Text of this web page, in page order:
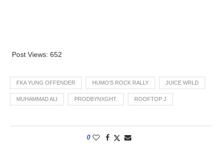
Post Views: 652
FKA YUNG OFFENDER HUMO’S ROCK RALLY JUICE WRLD
MUHAMMAD ALI PRODBYNXGHT. ROOFTOP J
0